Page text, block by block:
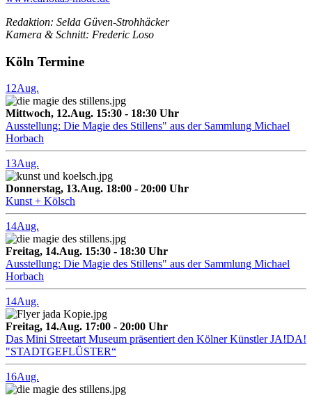
Redaktion: Selda Güven-Strohhäcker
Kamera & Schnitt: Frederic Loso
Köln Termine
12Aug.
Mittwoch, 12.Aug. 15:30 - 18:30 Uhr
Ausstellung: Die Magie des Stillens" aus der Sammlung Michael
Horbach
13Aug.
Donnerstag, 13.Aug. 18:00 - 20:00 Uhr
Kunst + Kölsch
14Aug.
Freitag, 14.Aug. 15:30 - 18:30 Uhr
Ausstellung: Die Magie des Stillens" aus der Sammlung Michael
Horbach
14Aug.
Freitag, 14.Aug. 17:00 - 20:00 Uhr
Das Mini Streetart Museum präsentiert den Kölner Künstler JA!DA!
"STADTGEFLÜSTER“
16Aug.